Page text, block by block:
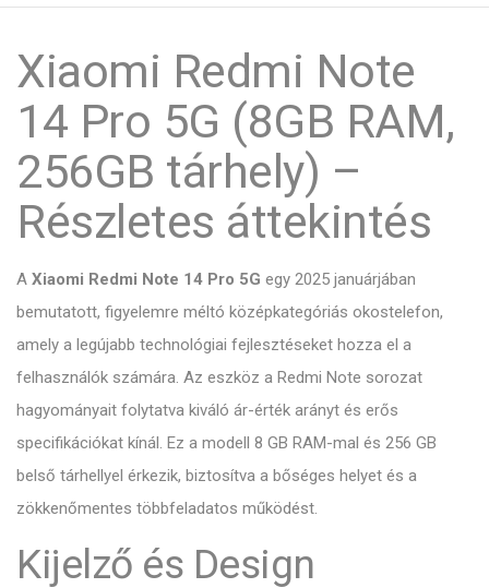
Xiaomi Redmi Note
14 Pro 5G (8GB RAM,
256GB tárhely) –
Részletes áttekintés
A Xiaomi Redmi Note 14 Pro 5G egy 2025 januárjában
bemutatott, figyelemre méltó középkategóriás okostelefon,
amely a legújabb technológiai fejlesztéseket hozza el a
felhasználók számára. Az eszköz a Redmi Note sorozat
hagyományait folytatva kiváló ár-érték arányt és erős
specifikációkat kínál. Ez a modell 8 GB RAM-mal és 256 GB
belső tárhellyel érkezik, biztosítva a bőséges helyet és a
zökkenőmentes többfeladatos működést.
Kijelző és Design